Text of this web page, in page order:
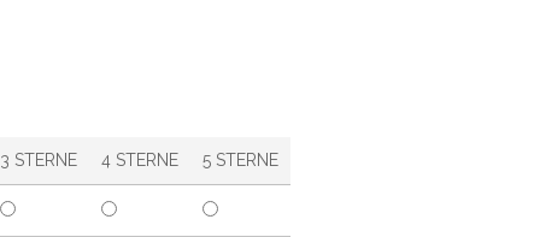
3 STERNE 4 STERNE 5 STERNE